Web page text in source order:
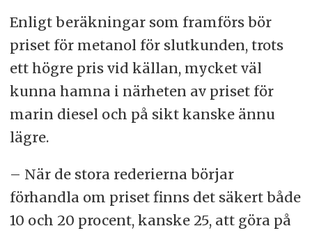
Enligt beräkningar som framförs bör
priset för metanol för slutkunden, trots
ett högre pris vid källan, mycket väl
kunna hamna i närheten av priset för
marin diesel och på sikt kanske ännu
lägre.
– När de stora rederierna börjar
förhandla om priset finns det säkert både
10 och 20 procent, kanske 25, att göra på